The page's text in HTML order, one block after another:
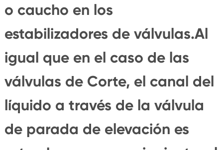
o caucho en los
estabilizadores de válvulas.Al
igual que en el caso de las
válvulas de Corte, el canal del
líquido a través de la válvula
de parada de elevación es